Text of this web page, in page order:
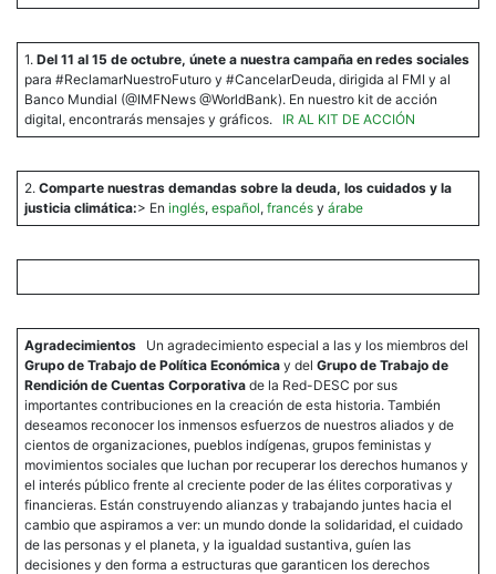
1. Del 11 al 15 de octubre, únete a nuestra campaña en redes sociales
para #ReclamarNuestroFuturo y #CancelarDeuda, dirigida al FMI y al
Banco Mundial (@IMFNews @WorldBank). En nuestro kit de acción
digital, encontrarás mensajes y gráficos. IR AL KIT DE ACCIÓN
2. Comparte nuestras demandas sobre la deuda, los cuidados y la
justicia climática:> En inglés, español, francés y árabe
Agradecimientos Un agradecimiento especial a las y los miembros del
Grupo de Trabajo de Política Económica y del Grupo de Trabajo de
Rendición de Cuentas Corporativa de la Red-DESC por sus
importantes contribuciones en la creación de esta historia. También
deseamos reconocer los inmensos esfuerzos de nuestros aliados y de
cientos de organizaciones, pueblos indígenas, grupos feministas y
movimientos sociales que luchan por recuperar los derechos humanos y
el interés público frente al creciente poder de las élites corporativas y
financieras. Están construyendo alianzas y trabajando juntes hacia el
cambio que aspiramos a ver: un mundo donde la solidaridad, el cuidado
de las personas y el planeta, y la igualdad sustantiva, guíen las
decisiones y den forma a estructuras que garanticen los derechos